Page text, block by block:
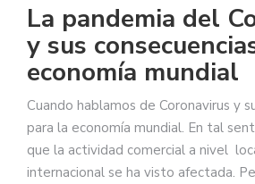
La pandemia del
y sus
economía mundial
Cuando hablamos de Coronavirus y
para la economía mundial. En tal
que la actividad comercial a nivel
internacional se ha visto afectada.